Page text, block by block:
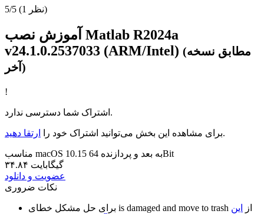
5/5 (1 نظر)
آموزش نصب Matlab R2024a
v24.1.0.2537033 (ARM/Intel) (مطابق نسخه
آخر)
!
اشتراک شما دسترسی ندارد.
برای مشاهده این بخش می‌توانید اشتراک خود را ارتقا دهید .
مناسب macOS 10.15 به بعد و پردازنده 64Bit
۳۴.۸۴ گیگابایت
عضویت و دانلود
نکات ضروری
is damaged and move to trash از
این